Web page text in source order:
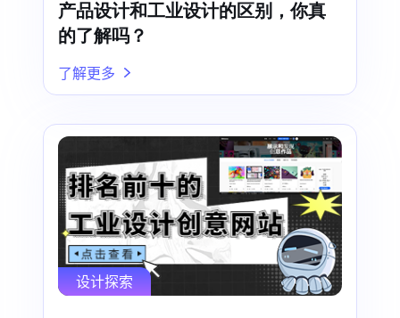
产品设计和工业设计的区别，你真
的了解吗？
了解更多
设计探索